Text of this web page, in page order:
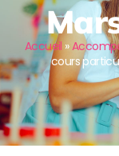
Accueil »
cours